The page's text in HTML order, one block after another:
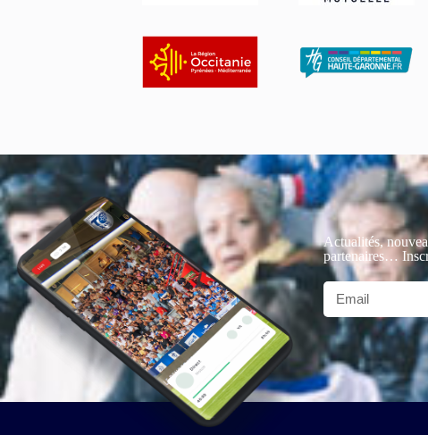
Actualités,
partenaires…